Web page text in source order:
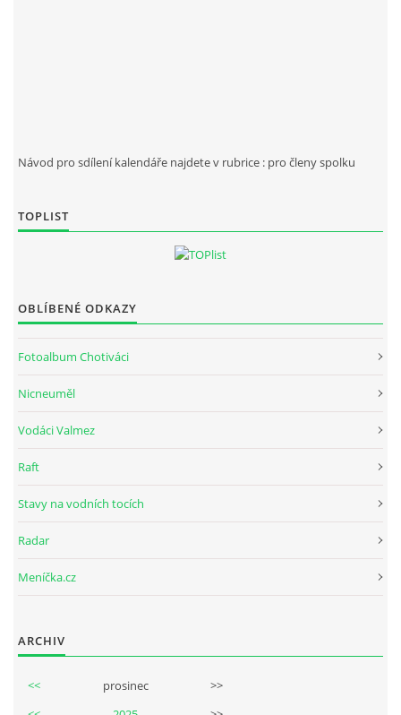
Návod pro sdílení kalendáře najdete v rubrice : pro členy spolku
TOPLIST
OBLÍBENÉ ODKAZY
Fotoalbum Chotiváci
Nicneuměl
Vodáci Valmez
Raft
Stavy na vodních tocích
Radar
Meníčka.cz
ARCHIV
<< prosinec
>>